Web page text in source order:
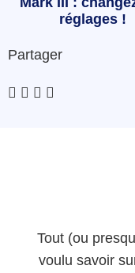
réglages !
Partager
Tout (ou
voulu savoir